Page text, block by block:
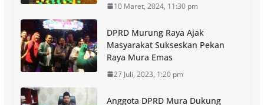
10 Maret, 2024, 11:30 pm
DPRD Murung Raya Ajak
Masyarakat Sukseskan Pekan
Raya Mura Emas
27 Juli, 2023, 1:20 pm
Anggota DPRD Mura Dukung